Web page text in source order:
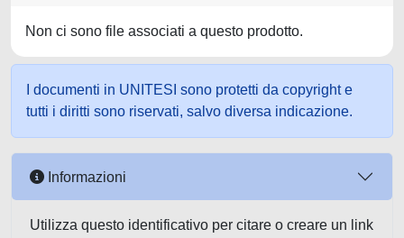
Non ci sono file associati a questo prodotto.
I documenti in UNITESI sono protetti da copyright e
tutti i diritti sono riservati, salvo diversa indicazione.
Informazioni
Utilizza questo identificativo per citare o creare un link